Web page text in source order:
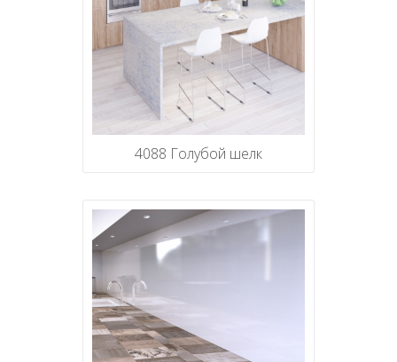
4088 Голубой шелк